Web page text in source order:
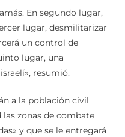
En segundo lugar,
lugar, desmilitarizar
un control de
lugar, una
resumió.
a la población civil
zonas de combate
y que se le entregará